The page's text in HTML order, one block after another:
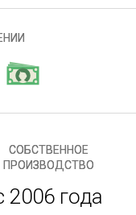
СОБСТВЕННОЕ
ПРОИЗВОДСТВО
2006 года